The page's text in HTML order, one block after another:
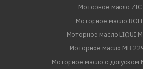
Моторное масло ZIC
Моторное масло
Моторное масло LIQUI
Моторное масло MB
Моторное масло с допуском